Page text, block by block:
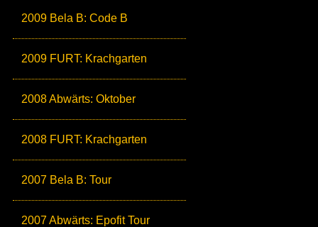
2009 Bela B: Code B
2009 FURT: Krachgarten
2008 Abwärts: Oktober
2008 FURT: Krachgarten
2007 Bela B: Tour
2007 Abwärts: Epofit Tour